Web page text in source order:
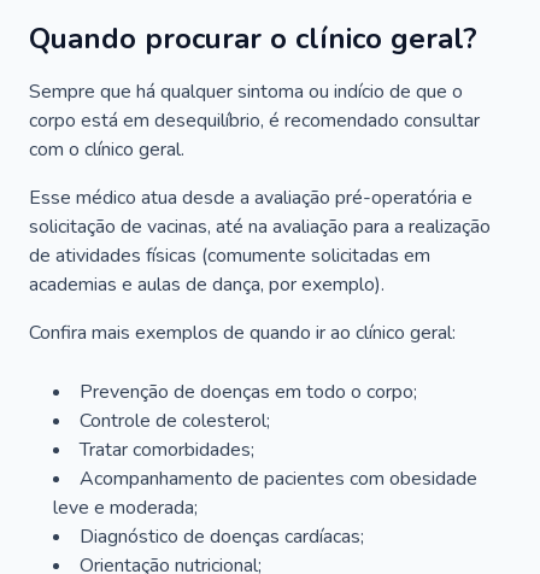
Quando procurar o clínico geral?
Sempre que há qualquer sintoma ou indício de que o
corpo está em desequilíbrio, é recomendado consultar
com o clínico geral.
Esse médico atua desde a avaliação pré-operatória e
solicitação de vacinas, até na avaliação para a realização
de atividades físicas (comumente solicitadas em
academias e aulas de dança, por exemplo).
Confira mais exemplos de quando ir ao clínico geral:
Prevenção de doenças em todo o corpo;
Controle de colesterol;
Tratar comorbidades;
Acompanhamento de pacientes com obesidade
leve e moderada;
Diagnóstico de doenças cardíacas;
Orientação nutricional;